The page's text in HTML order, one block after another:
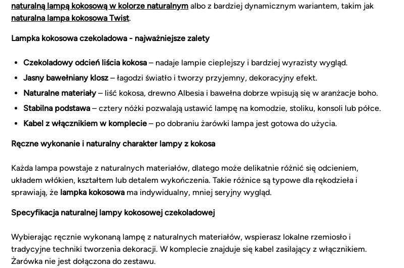
naturalną lampą kokosową w kolorze naturalnym albo z bardziej dynamicznym wariantem, takim jak
naturalna lampa kokosowa Twist.
Lampka kokosowa czekoladowa - najważniejsze zalety
Czekoladowy odcień liścia kokosa – nadaje lampie cieplejszy i bardziej wyrazisty wygląd.
Jasny bawełniany klosz – łagodzi światło i tworzy przyjemny, dekoracyjny efekt.
Naturalne materiały– liść kokosa, drewno Albesia i bawełna dobrze wpisują się w aranżacje boho.
Stabilna podstawa – cztery nóżki pozwalają ustawić lampę na komodzie, stoliku, konsoli lub półce.
Kabel z włącznikiem w komplecie – po dobraniu żarówki lampa jest gotowa do użycia.
Ręczne wykonanie i naturalny charakter lampy z kokosa
Każda lampa powstaje z naturalnych materiałów, dlatego może delikatnie różnić się odcieniem,
układem włókien, kształtem lub detalem wykończenia. Takie różnice są typowe dla rękodzieła i
sprawiają, że lampka kokosowa ma indywidualny, mniej seryjny wygląd.
Specyfikacja naturalnej lampy kokosowej czekoladowej
Wybierając ręcznie wykonaną lampę z naturalnych materiałów, wspierasz lokalne rzemiosło i
tradycyjne techniki tworzenia dekoracji. W komplecie znajduje się kabel zasilający z włącznikiem.
Żarówka nie jest dołączona do zestawu.